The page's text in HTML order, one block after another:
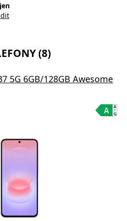
(8)
5G 6GB/128GB Awesome